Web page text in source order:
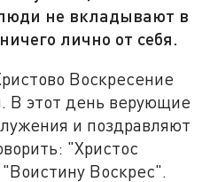
не вкладывают в
лично от себя.
Воскресение
В этот день верующие
и поздравляют
"Христос
Воскрес".